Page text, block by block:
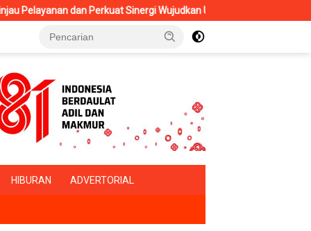
Wujudkan UHC Ini Manfaat dan Cara Akses WINCARE,
HIBURAN ADVERTORIAL